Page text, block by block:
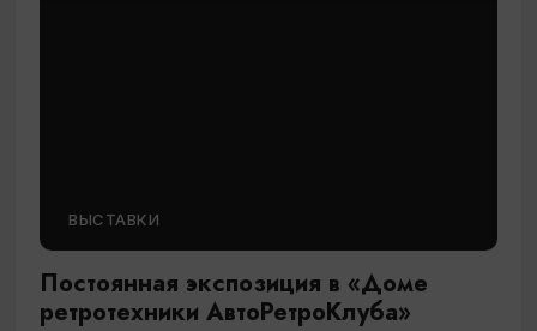
ВЫСТАВКИ
Постоянная экспозиция в «Доме
ретротехники АвтоРетроКлуба»